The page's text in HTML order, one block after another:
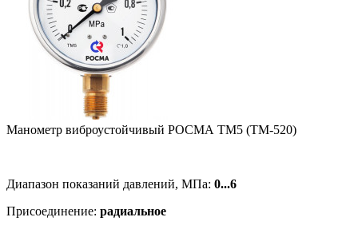
Манометр виб­ро­ус­той­чи­вый РОСМА ТМ5 (ТМ-520)
Диапазон показаний давлений, МПа: 0...6
Присоединение: радиальное